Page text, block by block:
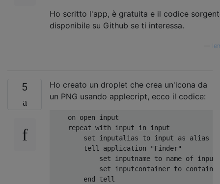
Ho scritto l'app, è gratuita e il codice
disponibile su Github se ti interessa.
5
Ho creato un droplet che crea un'icona da
un PNG usando applecript, ecco il codice:
    on open input
    repeat with input in input
        set inputalias to input as alias
        tell application "Finder"
set inputname to name of
set inputcontainer to
        end tell